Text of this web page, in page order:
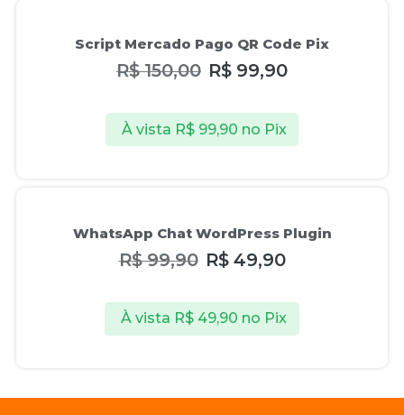
Script Mercado Pago QR Code Pix
R$150,00 R$ 99,90
À vista R$99,90 no Pix
WhatsApp Chat WordPress Plugin
R$99,90 R$49,90
À vista R$ 49,90 no Pix